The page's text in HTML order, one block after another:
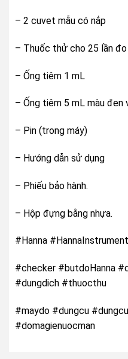
– 2 cuvet mẫu có nắp
– Thuốc thử cho 25 lần đo
– Ống tiêm 1 mL
– Ống tiêm 5 mL màu đen
– Pin (trong máy)
– Hướng dẫn sử dụng
– Phiếu bảo hành.
– Hộp đựng bằng nhựa.
#Hanna
#checker #butdoHanna
#dungdich #thuocthu
#maydo #dungcu
#domagienuocman